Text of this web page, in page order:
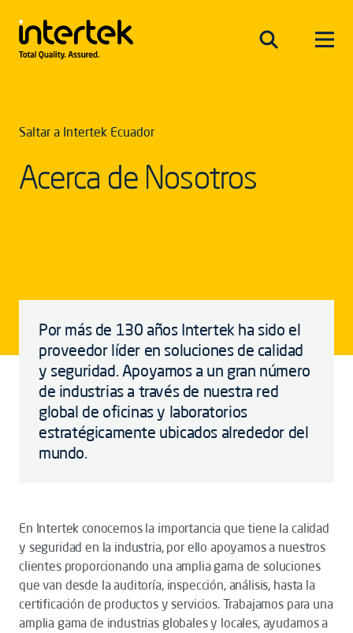
Saltar a Intertek Ecuador
Acerca de Nosotros
Por más de 130 años Intertek ha sido el
proveedor líder en soluciones de calidad
y seguridad. Apoyamos a un gran número
de industrias a través de nuestra red
global de oficinas y laboratorios
estratégicamente ubicados alrededor del
mundo.
En Intertek conocemos la importancia que tiene la calidad
y seguridad en la industria, por ello apoyamos a nuestros
clientes proporcionando una amplia gama de soluciones
que van desde la auditoría, inspección, análisis, hasta la
certificación de productos y servicios. Trabajamos para una
amplia gama de industrias globales y locales, ayudamos a